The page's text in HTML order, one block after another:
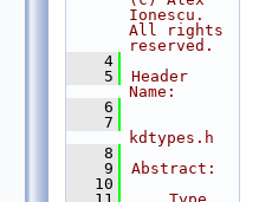
Ionescu.
All rights
reserved.
    4
    5
Header
Name:
    6
    7
kdtypes.h
    8
    9
Abstract:
   10